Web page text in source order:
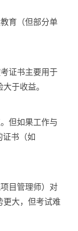
育（但部分单
证书主要用于
于收益。
但如果工作与
证书（如
目管理师）对
更大，但考试难